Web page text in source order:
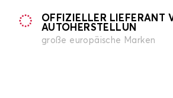
OFFIZIELLER LIEFERANT
AUTOHERSTELLUN
große europäische Marken